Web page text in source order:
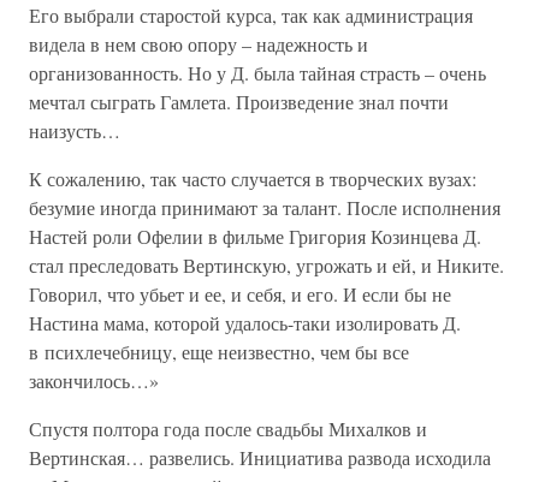
Его выбрали старостой курса, так как администрация
видела в нем свою опору – надежность и
организованность. Но у Д. была тайная страсть – очень
мечтал сыграть Гамлета. Произведение знал почти
наизусть…
К сожалению, так часто случается в творческих вузах:
безумие иногда принимают за талант. После исполнения
Настей роли Офелии в фильме Григория Козинцева Д.
стал преследовать Вертинскую, угрожать и ей, и Никите.
Говорил, что убьет и ее, и себя, и его. И если бы не
Настина мама, которой удалось-таки изолировать Д.
в психлечебницу, еще неизвестно, чем бы все
закончилось…»
Спустя полтора года после свадьбы Михалков и
Вертинская… развелись. Инициатива развода исходила